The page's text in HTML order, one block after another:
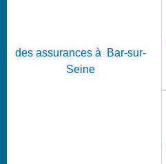
des assurances à Bar-sur-
Seine